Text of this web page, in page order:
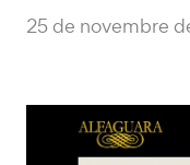
25 de novembre